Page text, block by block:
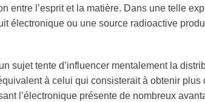
entre l’esprit et la matière. Dans une telle
électronique ou une source radioactive
sujet tente d’influencer mentalement la
à celui qui consisterait à obtenir
l’électronique présente de nombreux